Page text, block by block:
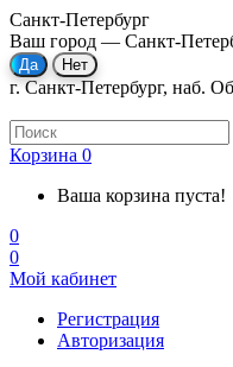
Санкт-Петербург
Ваш город — Санкт-
г. Санкт-Петербург, наб.
Корзина 0
Ваша корзина пуста!
0
0
Мой кабинет
Регистрация
Авторизация